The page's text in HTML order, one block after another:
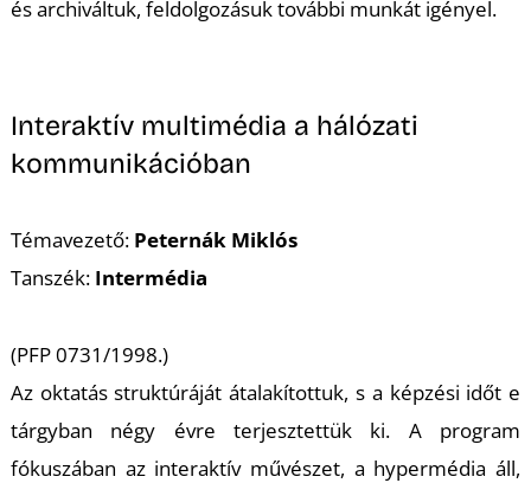
és archiváltuk, feldolgozásuk további munkát igényel.
Interaktív multimédia a hálózati
kommunikációban
Témavezető: Peternák Miklós
Tanszék: Intermédia
(PFP 0731/1998.)
Az oktatás struktúráját átalakítottuk, s a képzési időt e
tárgyban négy évre terjesztettük ki. A program
fókuszában az interaktív művészet, a hypermédia áll,